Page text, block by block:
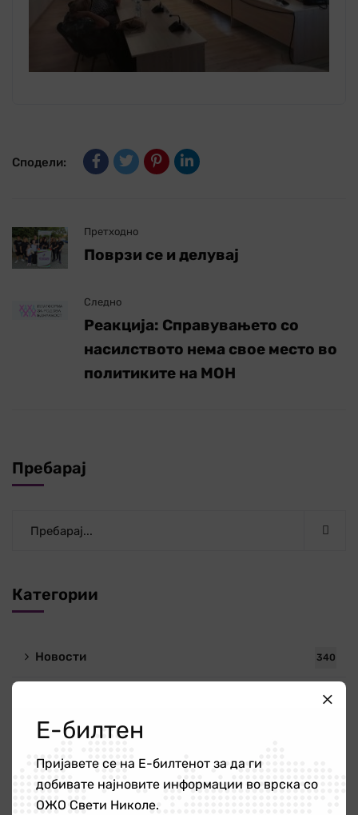
Сподели:
Претходно
Поврзи се и делувај
Следно
Реакција: Справувањето со
насилството нема свое место во
политиките на МОН
Пребарај
Категории
Новости 340
56
Публикации
Новости
Е-билтен
Пријавете се на Е-билтенот за да ги
добивате најновите информации во врска со
ОЖО Свети Николе.